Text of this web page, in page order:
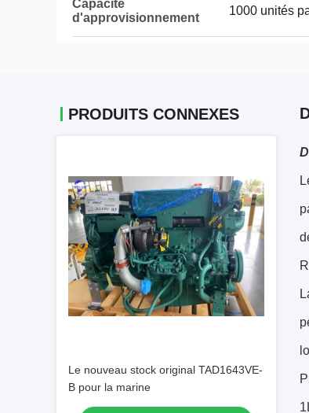
Capacité
d'approvisionnement
1000 unités
PRODUITS CONNEXES
Le nouveau stock original TAD1643VE-
B pour la marine